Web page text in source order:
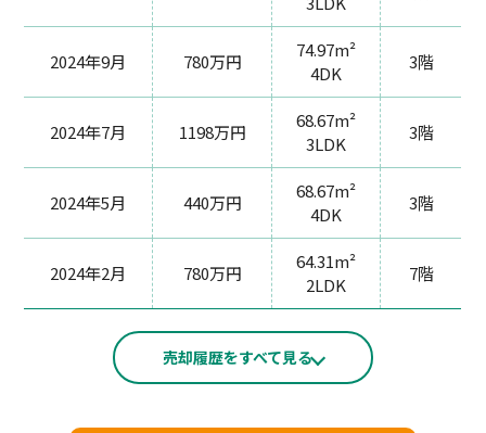
2024年9月 780万円
74.97m²
4DK
3階
2024年7月 1198万円
68.67m²
3LDK
3階
2024年5月 440万円
68.67m²
4DK
3階
2024年2月 780万円
64.31m²
2LDK
7階
売却履歴をすべて見る